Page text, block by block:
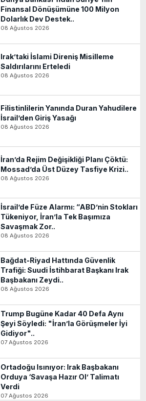
Finansal Dönüşümüne 100 Milyon
Dolarlık Dev Destek..
08 Ağustos 2026
Irak’taki İslami Direniş Misilleme
Saldırılarını Erteledi
08 Ağustos 2026
Filistinlilerin Yanında Duran Yahudilere
İsrail’den Giriş Yasağı
08 Ağustos 2026
İran’da Rejim Değişikliği Planı Çöktü:
Mossad’da Üst Düzey Tasfiye Krizi..
08 Ağustos 2026
İsrail’de Füze Alarmı: “ABD’nin Stokları
Tükeniyor, İran’la Tek Başımıza
Savaşmak Zor..
08 Ağustos 2026
Bağdat-Riyad Hattında Güvenlik
Trafiği: Suudi İstihbarat Başkanı Irak
Başbakanı Zeydi..
08 Ağustos 2026
Trump Bugüne Kadar 40 Defa Aynı
Şeyi Söyledi: "İran’la Görüşmeler İyi
Gidiyor"..
07 Ağustos 2026
Ortadoğu Isınıyor: Irak Başbakanı
Orduya ‘Savaşa Hazır Ol’ Talimatı
Verdi
07 Ağustos 2026